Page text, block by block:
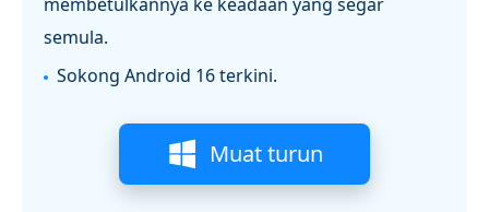
semula.
Sokong Android 16 terkini.
Muat turun